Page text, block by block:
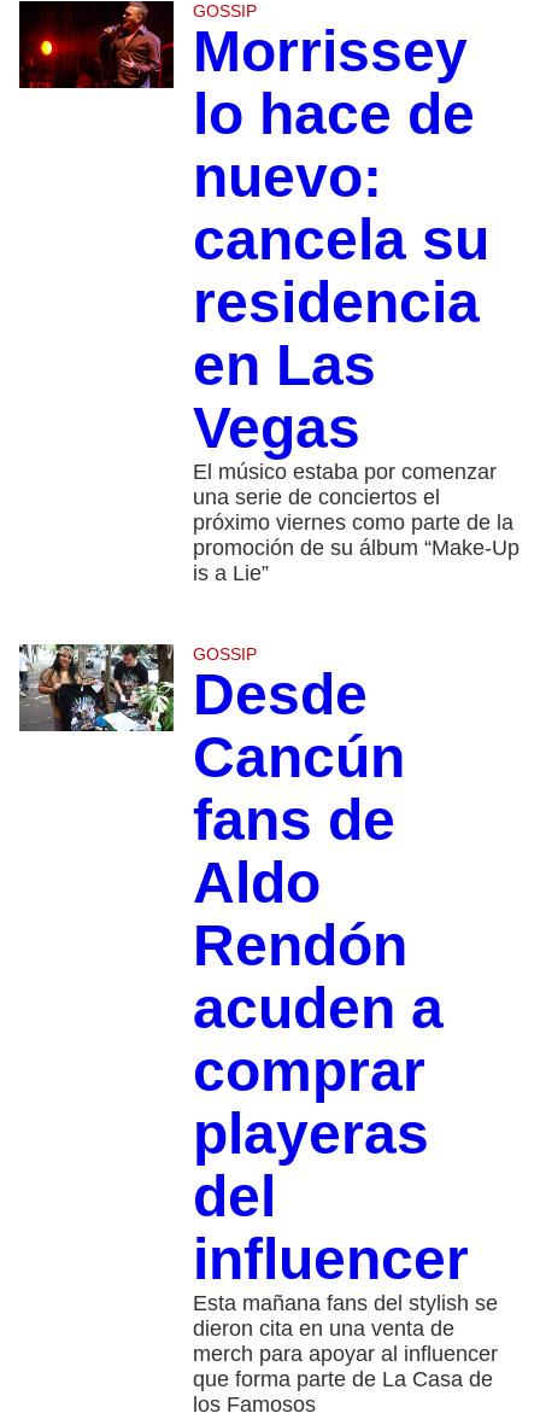
GOSSIP
Morrissey
lo hace de
nuevo:
cancela su
residencia
en Las
Vegas
El músico estaba por comenzar
una serie de conciertos el
próximo viernes como parte de la
promoción de su álbum “Make-Up
is a Lie”
GOSSIP
Desde
Cancún
fans de
Aldo
Rendón
acuden a
comprar
playeras
del
influencer
Esta mañana fans del stylish se
dieron cita en una venta de
merch para apoyar al influencer
que forma parte de La Casa de
los Famosos